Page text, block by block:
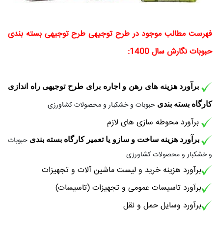
فهرست مطالب موجود در طرح توجیهی طرح توجیهی بسته بندی
حبوبات نگارش سال 1400:
برآورد هزینه های رهن و اجاره برای طرح توجیهی راه اندازی
کارگاه بسته بندی حبوبات و خشکبار و محصولات کشاورزی
برآورد محوطه سازی های لازم
برآورد هزینه ساخت و سازو یا تعمیرکارگاه بسته بندی حبوبات
و خشکبار و محصولات کشاورزی
برآورد هزینه خرید و لیست ماشین آلات و تجهیزات
برآورد تاسیسات عمومی و تجهیزات (تاسیسات)
برآورد وسایل حمل و نقل